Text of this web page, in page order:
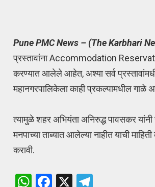
Pune PMC News – (The Karbhari
प्रस्तावांना Accommodation
करण्यात आलेले आहेत, अश्या सर्व
महानगरपालिकेला काही प्रकल्पामधील
त्यामुळे शहर अभियंता अनिरुद्ध पावसकर
मनपाच्या ताब्यात आलेल्या नाहीत याची
करावी.
W F
X